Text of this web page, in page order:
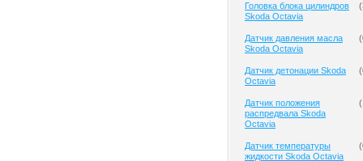
Головка блока цилиндров
Skoda Octavia
(
Датчик давления масла
Skoda Octavia
(
Датчик детонации Skoda
Octavia
(
Датчик положения
распредвала Skoda
Octavia
(
Датчик температуры
жидкости Skoda Octavia
(